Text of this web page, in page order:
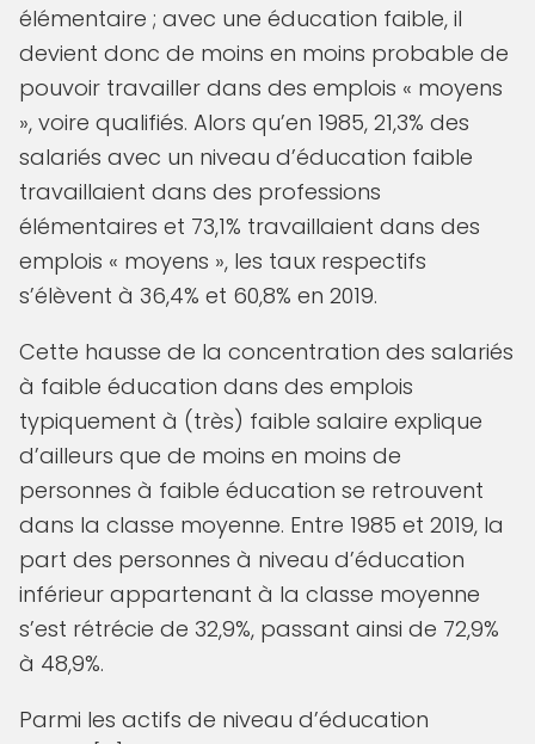
élémentaire ; avec une éducation faible, il
devient donc de moins en moins probable de
pouvoir travailler dans des emplois « moyens
», voire qualifiés. Alors qu’en 1985, 21,3% des
salariés avec un niveau d’éducation faible
travaillaient dans des professions
élémentaires et 73,1% travaillaient dans des
emplois « moyens », les taux respectifs
s’élèvent à 36,4% et 60,8% en 2019.
Cette hausse de la concentration des salariés
à faible éducation dans des emplois
typiquement à (très) faible salaire explique
d’ailleurs que de moins en moins de
personnes à faible éducation se retrouvent
dans la classe moyenne. Entre 1985 et 2019, la
part des personnes à niveau d’éducation
inférieur appartenant à la classe moyenne
s’est rétrécie de 32,9%, passant ainsi de 72,9%
à 48,9%.
Parmi les actifs de niveau d’éducation